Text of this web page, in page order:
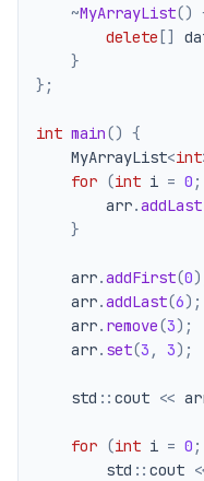
~MyArrayList()
delete []
}
} ;
int main() {
    MyArrayList
<int
for (int i = 0 ;
        arr
.addLast
}
    arr
.addFirst(0)
    arr
.addLast(6) ;
    arr
. remove(3) ;
    arr
. set(3 , 3) ;
    std
:: cout <<
for (int i = 0 ;
        std
:: cout